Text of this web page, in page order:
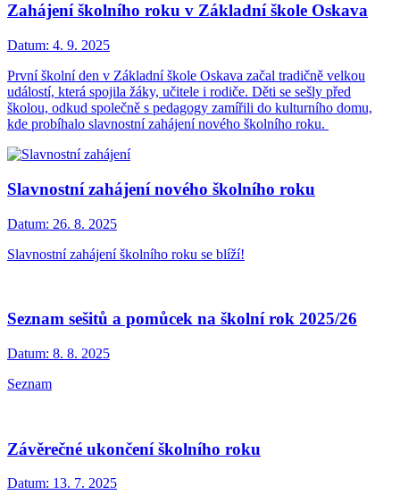
Zahájení školního roku v Základní škole Oskava
Datum: 4. 9. 2025
První školní den v Základní škole Oskava začal tradičně velkou
událostí, která spojila žáky, učitele i rodiče. Děti se sešly před
školou, odkud společně s pedagogy zamířili do kulturního domu,
kde probíhalo slavnostní zahájení nového školního roku.
Slavnostní zahájení nového školního roku
Datum: 26. 8. 2025
Slavnostní zahájení školního roku se blíží!
Seznam sešitů a pomůcek na školní rok 2025/26
Datum: 8. 8. 2025
Seznam
Závěrečné ukončení školního roku
Datum: 13. 7. 2025